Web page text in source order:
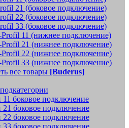
21 (боковое подключение)
22 (боковое подключение)
33 (боковое подключение)
11 (нижнее подключение)
21 (нижнее подключение)
22 (нижнее подключение)
33 (нижнее подключение)
все товары [Buderus]
боковое подключение
боковое подключение
боковое подключение
боковое подключение